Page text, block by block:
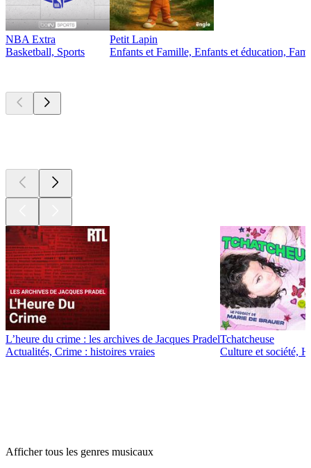
NBA Extra
Basketball, Sports
Petit Lapin
Enfants et Famille, Enfants et éducation,
L’heure du crime : les archives de Jacques Pradel
Actualités, Crime : histoires vraies
Tchatcheuse
Culture et société,
Afficher tous les genres musicaux